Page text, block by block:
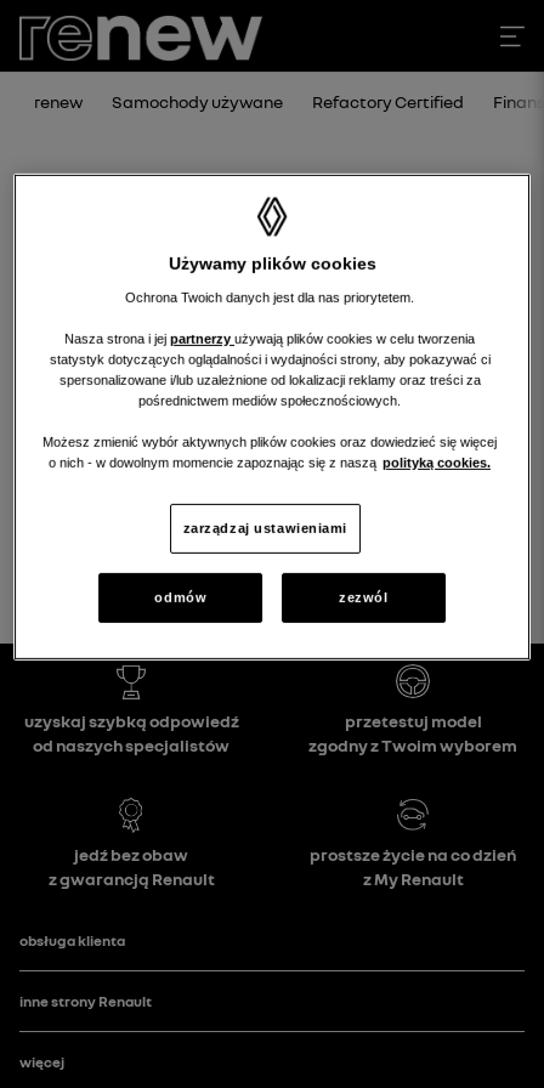
renew Samochody używane Refactory Certified
Niestety, wybrany dealer nie ma
obecnie żadnych ofert w tej kategorii.
Wróć na stronę główną.
wróć na stronę główną
Używamy plików cookies
Ochrona Twoich danych jest dla nas priorytetem.
Nasza strona i jej partnerzy używają plików cookies w celu tworzenia
statystyk dotyczących oglądalności i wydajności strony, aby pokazywać ci
spersonalizowane i/lub uzależnione od lokalizacji reklamy oraz treści za
pośrednictwem mediów społecznościowych.
Możesz zmienić wybór aktywnych plików cookies oraz dowiedzieć się więcej
o nich - w dowolnym momencie zapoznając się z naszą polityką cookies.
zarządzaj ustawieniami
odmów zezwól